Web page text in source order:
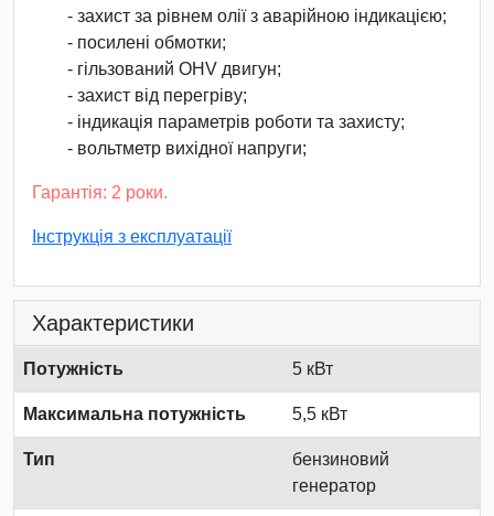
- захист за рівнем олії з аварійною індикацією;
- посилені обмотки;
- гільзований OHV двигун;
- захист від перегріву;
- індикація параметрів роботи та захисту;
- вольтметр вихідної напруги;
Гарантія: 2 роки.
Інструкція з експлуатації
Характеристики
Потужність 5 кВт
Максимальна потужність 5,5 кВт
Тип
бензиновий
генератор